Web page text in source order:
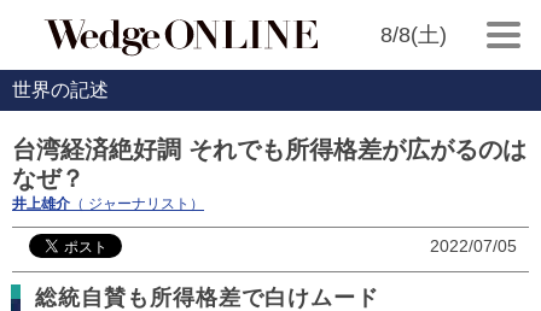
8/8(土)
世界の記述
台湾経済絶好調 それでも所得格差が広がるのは
なぜ？
井上雄介 （ ジャーナリスト）
2022/07/05
総統自賛も所得格差で白けムード